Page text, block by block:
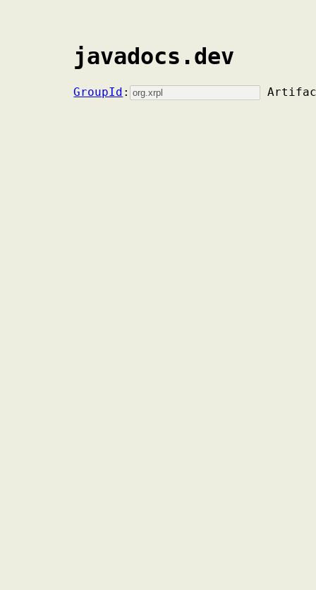
javadocs.dev
GroupId :